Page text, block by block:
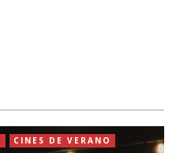
CINES DE VERANO